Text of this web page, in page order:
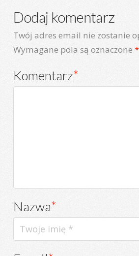
Dodaj komentarz
Twój adres email nie zostanie
Wymagane pola są oznaczone *
Komentarz*
Nazwa*